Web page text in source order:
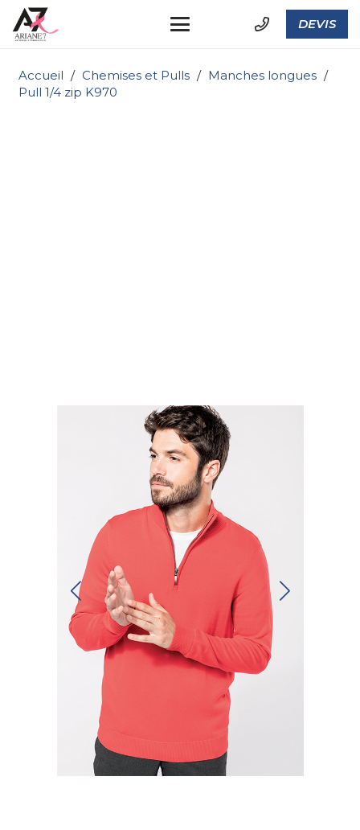
DEVIS
Accueil / Chemises et Pulls / Manches longues /
Pull 1/4 zip K970